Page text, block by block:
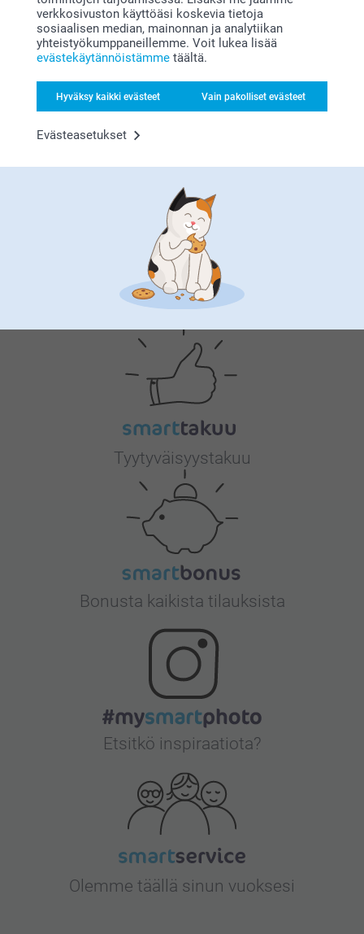
verkkosivuston käyttöäsi koskevia tietoja
sosiaalisen median, mainonnan ja analytiikan
yhteistyökumppaneillemme. Voit lukea lisää
evästekäytännöistämme täältä.
Hyväksy kaikki evästeet Vain pakolliset evästeet
Evästeasetukset
Jääkaappimagneetti
Yli 10 mallia
(230 arvostelut)
Tarrat
4 mallia
(6 arvostelut)
Perhekalenteri
7,95
(5 arvostelut)
Miksismartphoto
Tyytyväisyystakuu
Bonusta kaikista tilauksista
Etsitkö inspiraatiota?
Olemme täällä sinun vuoksesi